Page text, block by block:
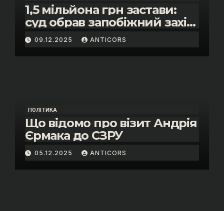
1,5 мільйона грн застави:
суд обрав запобіжний захід
помічнику нардепки Анни
Скороход у справі про
«санкційний підкуп»
09.12.2025 ANTICORS
ПОЛІТИКА
Що відомо про візит Андрія
Єрмака до СЗРУ
05.12.2025 ANTICORS